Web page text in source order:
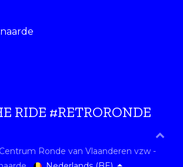
RIDE #RETRORONDE
Ronde van Vlaanderen vzw -